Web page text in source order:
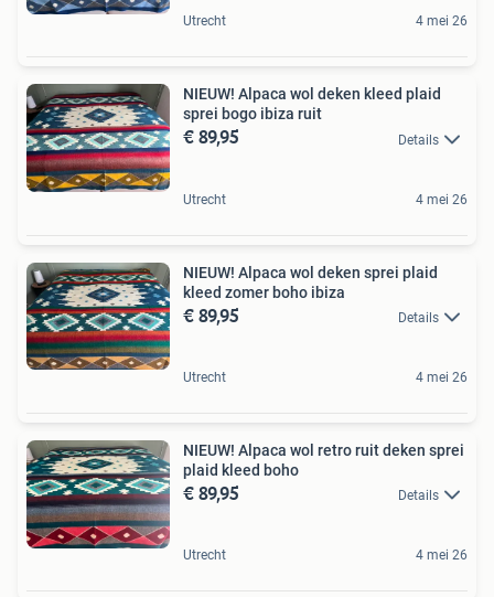
Utrecht 4 mei 26
NIEUW! Alpaca wol deken kleed plaid
sprei bogo ibiza ruit
€ 89,95 Details
Utrecht 4 mei 26
NIEUW! Alpaca wol deken sprei plaid
kleed zomer boho ibiza
€ 89,95 Details
Utrecht 4 mei 26
NIEUW! Alpaca wol retro ruit deken sprei
plaid kleed boho
€ 89,95 Details
Utrecht 4 mei 26